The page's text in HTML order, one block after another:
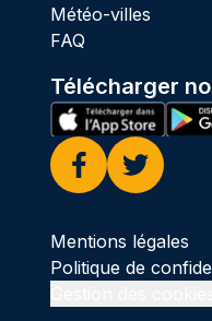
Météo-villes
FAQ
Télécharger
Facebook
Twitter
Mentions légales
Politique de